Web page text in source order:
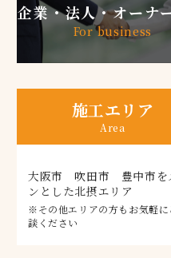
企業・法人・オーナ
For business
施工エリア
Area
大阪市 吹田市 豊中市を
ンとした北摂エリア
※その他エリアの方もお気軽に
談ください